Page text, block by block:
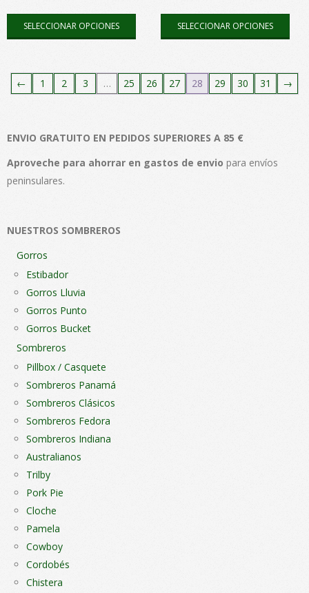
producto
SELECCIONAR OPCIONES
Este
variantes.
se
pueden
SELECCIONAR OPCIONES
Este
← 1 2 3 … 25 26 27 28 29 30 31 →
ENVIO GRATUITO EN PEDIDOS SUPERIORES A 85 €
Aproveche para ahorrar en gastos de envio para envíos
peninsulares.
NUESTROS SOMBREROS
Gorros
Estibador
Gorros Lluvia
Gorros Punto
Gorros Bucket
Sombreros
Pillbox / Casquete
Sombreros Panamá
Sombreros Clásicos
Sombreros Fedora
Sombreros Indiana
Australianos
Trilby
Pork Pie
Cloche
Pamela
Cowboy
Cordobés
Chistera